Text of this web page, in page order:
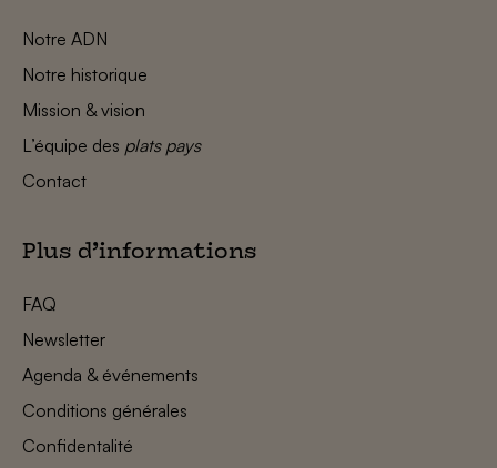
Notre ADN
Notre historique
Mission & vision
L’équipe des plats pays
Contact
Plus d’informations
FAQ
Newsletter
Agenda & événements
Conditions générales
Confidentalité